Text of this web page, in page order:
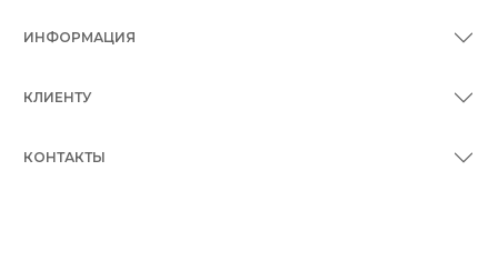
ИНФОРМАЦИЯ
КЛИЕНТУ
КОНТАКТЫ